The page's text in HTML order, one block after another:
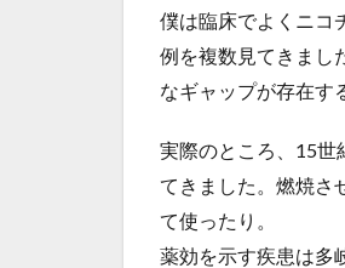
僕は臨床でよくニコ
例を複数見てきまし
なギャップが存在す
実際のところ、15世
てきました。燃焼さ
て使ったり。
薬効を示す疾患は多